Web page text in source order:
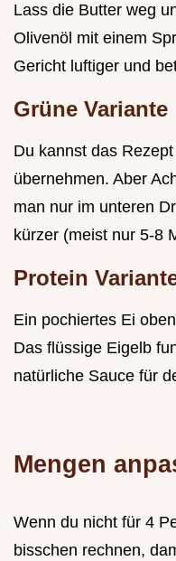
Lass die Butter weg
Olivenöl mit einem
Gericht luftiger und
Grüne Variante
Du kannst das
übernehmen. Aber
man nur im unteren
kürzer (meist nur 5-8
Protein
Ein pochiertes Ei
Das flüssige Eigelb
natürliche Sauce für
Mengen
Wenn du nicht für 4
bisschen rechnen,